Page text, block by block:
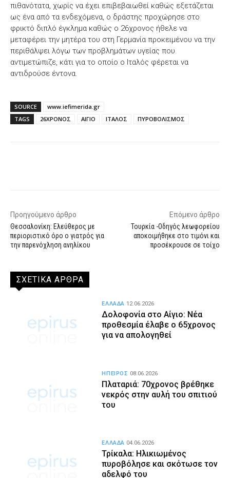
πιθανότατα, χωρίς να έχει επιβεβαιωθεί καθώς εξετάζεται
ως ένα από τα ενδεχόμενα, ο δράστης προχώρησε στο
φρικτό διπλό έγκλημα καθώς ο 26χρονος ήθελε να
μεταφέρει την μητέρα του στη Γερμανία προκειμένου να την
περιθάλψει λόγω των προβλημάτων υγείας που
αντιμετώπιζε, κάτι για το οποίο ο Ιταλός φέρεται να
αντιδρούσε έντονα.
SOURCE
www.iefimerida.gr
TAGS
26ΧΡΟΝΟΣ ΑΙΓΙΟ ΙΤΑΛΟΣ ΠΥΡΟΒΟΛΙΣΜΟΣ
Προηγούμενο άρθρο
Θεσσαλονίκη: Ελεύθερος με
περιοριστικό όρο ο γιατρός για
την παρενόχληση ανηλίκου
Επόμενο άρθρο
Τουρκία -Οδηγός λεωφορείου
αποκοιμήθηκε στο τιμόνι και
προσέκρουσε σε τοίχο
ΣΧΕΤΙΚΑ ΑΡΘΡΑ
Δολοφονία στο Αίγιο: Νέα
προθεσμία έλαβε ο 65χρονος
για να απολογηθεί
ΕΛΛΑΔΑ 12.06.2026
Πλαταριά: 70χρονος βρέθηκε
νεκρός στην αυλή του σπιτιού
του
ΗΠΕΙΡΟΣ 08.06.2026
Τρίκαλα: Ηλικιωμένος
πυροβόλησε και σκότωσε τον
αδελφό του
ΕΛΛΑΔΑ 04.06.2026